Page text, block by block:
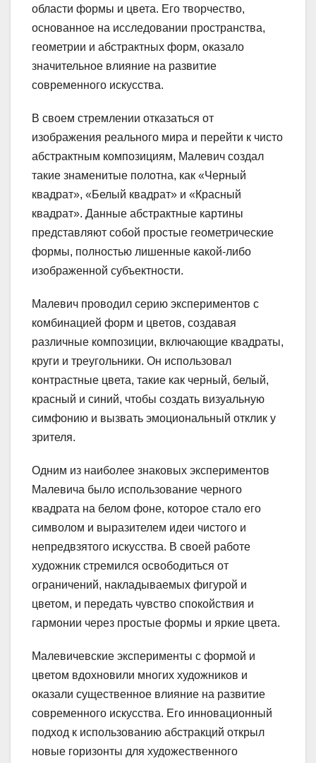
области формы и цвета. Его творчество,
основанное на исследовании пространства,
геометрии и абстрактных форм, оказало
значительное влияние на развитие
современного искусства.
В своем стремлении отказаться от
изображения реального мира и перейти к чисто
абстрактным композициям, Малевич создал
такие знаменитые полотна, как «Черный
квадрат», «Белый квадрат» и «Красный
квадрат». Данные абстрактные картины
представляют собой простые геометрические
формы, полностью лишенные какой-либо
изображенной субъектности.
Малевич проводил серию экспериментов с
комбинацией форм и цветов, создавая
различные композиции, включающие квадраты,
круги и треугольники. Он использовал
контрастные цвета, такие как черный, белый,
красный и синий, чтобы создать визуальную
симфонию и вызвать эмоциональный отклик у
зрителя.
Одним из наиболее знаковых экспериментов
Малевича было использование черного
квадрата на белом фоне, которое стало его
символом и выразителем идеи чистого и
непредвзятого искусства. В своей работе
художник стремился освободиться от
ограничений, накладываемых фигурой и
цветом, и передать чувство спокойствия и
гармонии через простые формы и яркие цвета.
Малевичевские эксперименты с формой и
цветом вдохновили многих художников и
оказали существенное влияние на развитие
современного искусства. Его инновационный
подход к использованию абстракций открыл
новые горизонты для художественного